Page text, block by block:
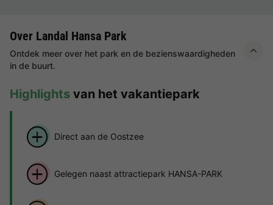
Over Landal Hansa Park
Ontdek meer over het park en de bezienswaardigheden
in de buurt.
Highlights van het vakantiepark
Direct aan de Oostzee
Gelegen naast attractiepark HANSA-PARK